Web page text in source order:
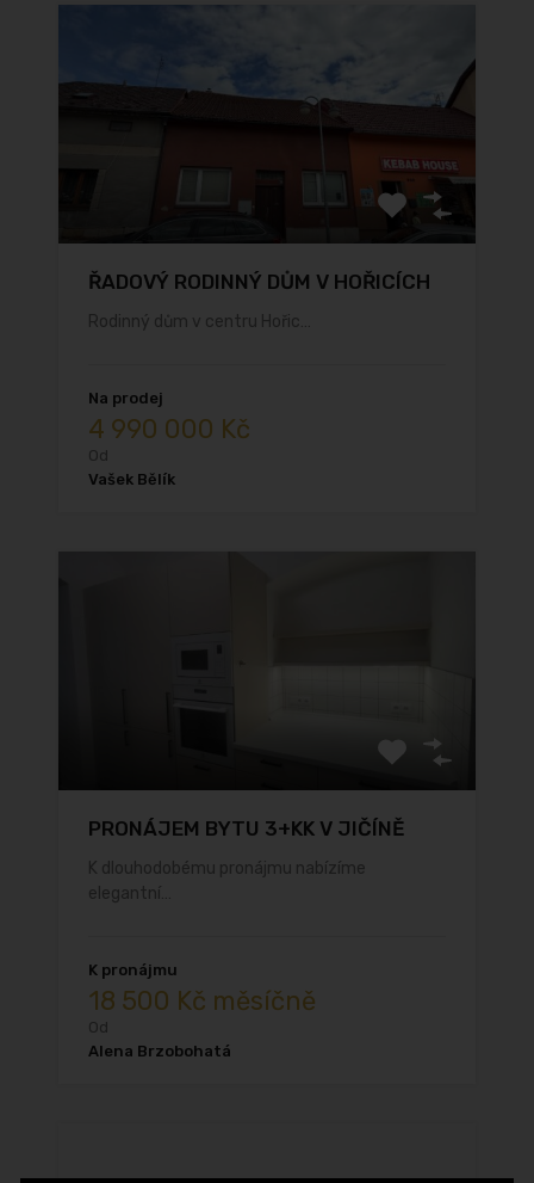
ŘADOVÝ RODINNÝ DŮM V HOŘICÍCH
Rodinný dům v centru Hořic…
Na prodej
4 990 000 Kč
Od
Vašek Bělík
PRONÁJEM BYTU 3+KK V JIČÍNĚ
K dlouhodobému pronájmu nabízíme
elegantní…
K pronájmu
18 500 Kč měsíčně
Od
Alena Brzobohatá